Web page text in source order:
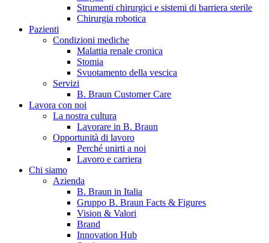
B. Braun in Italia
Scopri chi siamo ed entra nel mondo di B. Braun in Italia: 4
sedi, 4 aziende, più di 700 dipendenti e un Centro di
Eccellenza a livello globale.
Strumenti chirurgici e sistemi di barriera sterile
Chirurgia robotica
Pazienti
Condizioni mediche
Malattia renale cronica
Stomia
Svuotamento della vescica
Servizi
B. Braun Customer Care
Lavora con noi
La nostra cultura
Lavorare in B. Braun
Opportunità di lavoro
Perché unirti a noi
Lavoro e carriera
Chi siamo
Azienda
B. Braun in Italia
Gruppo B. Braun Facts & Figures
Vision & Valori
Brand
Innovation Hub